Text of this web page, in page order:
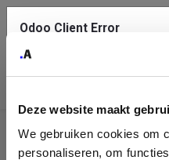
Deze website maakt
We gebruiken cookies om
personaliseren, om
Company
Odoo Client Error
service.